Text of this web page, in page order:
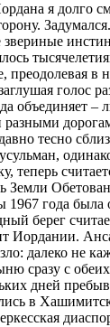
я долго
преодолевая в
голос
объединяет –
разными
тесно
теперь
Земли
года была
берег
Иордании.
далеко не
сразу с
дней
в